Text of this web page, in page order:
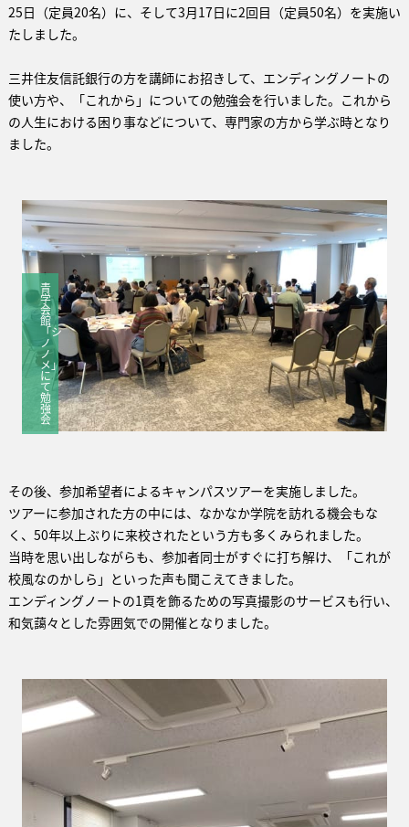
25日（定員20名）に、そして3月17日に2回目（定員50名）を実施い
たしました。
三井住友信託銀行の方を講師にお招きして、エンディングノートの
使い方や、「これから」についての勉強会を行いました。これから
の人生における困り事などについて、専門家の方から学ぶ時となり
ました。
青
学
会
館
「シ
ノ
ノ
メ」
に
て
勉
強
会
その後、参加希望者によるキャンパスツアーを実施しました。
ツアーに参加された方の中には、なかなか学院を訪れる機会もな
く、50年以上ぶりに来校されたという方も多くみられました。
当時を思い出しながらも、参加者同士がすぐに打ち解け、「これが
校風なのかしら」といった声も聞こえてきました。
エンディングノートの1頁を飾るための写真撮影のサービスも行い、
和気藹々とした雰囲気での開催となりました。